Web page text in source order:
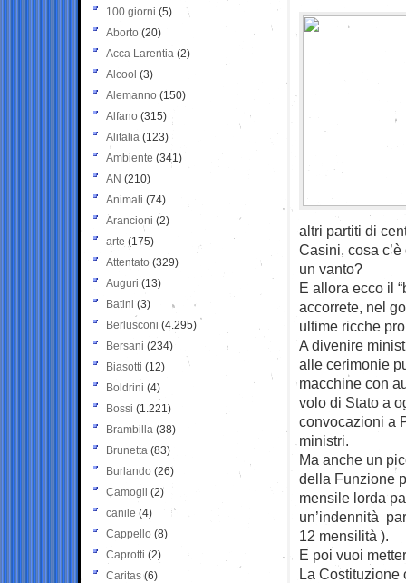
altri partiti di
Casini, cosa
un vanto?
E allora ecco il
accorrete, nel
ultime ricche
A divenire
alle cerimonie
macchine con
volo di Stato a
convocazioni a
ministri.
Ma anche un
della Funzione
mensile lorda
un’indennità
12 mensilità ).
E poi vuoi
La Costituzione
100 giorni (5)
Aborto (20)
Acca Larentia (2)
Alcool (3)
Alemanno (150)
Alfano (315)
Alitalia (123)
Ambiente (341)
AN (210)
Animali (74)
Arancioni (2)
arte (175)
Attentato (329)
Auguri (13)
Batini (3)
Berlusconi (4.295)
Bersani (234)
Biasotti (12)
Boldrini (4)
Bossi (1.221)
Brambilla (38)
Brunetta (83)
Burlando (26)
Camogli (2)
canile (4)
Cappello (8)
Caprotti (2)
Caritas (6)